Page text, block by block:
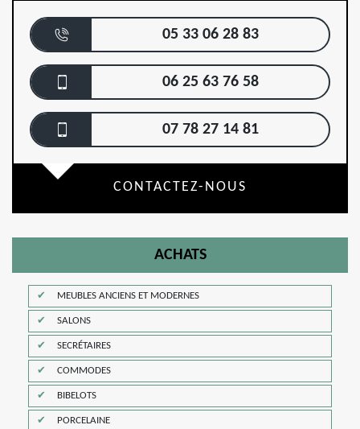
05 33 06 28 83
06 25 63 76 58
07 78 27 14 81
CONTACTEZ-NOUS
ACHATS
MEUBLES ANCIENS ET MODERNES
SALONS
SECRÉTAIRES
COMMODES
BIBELOTS
PORCELAINE